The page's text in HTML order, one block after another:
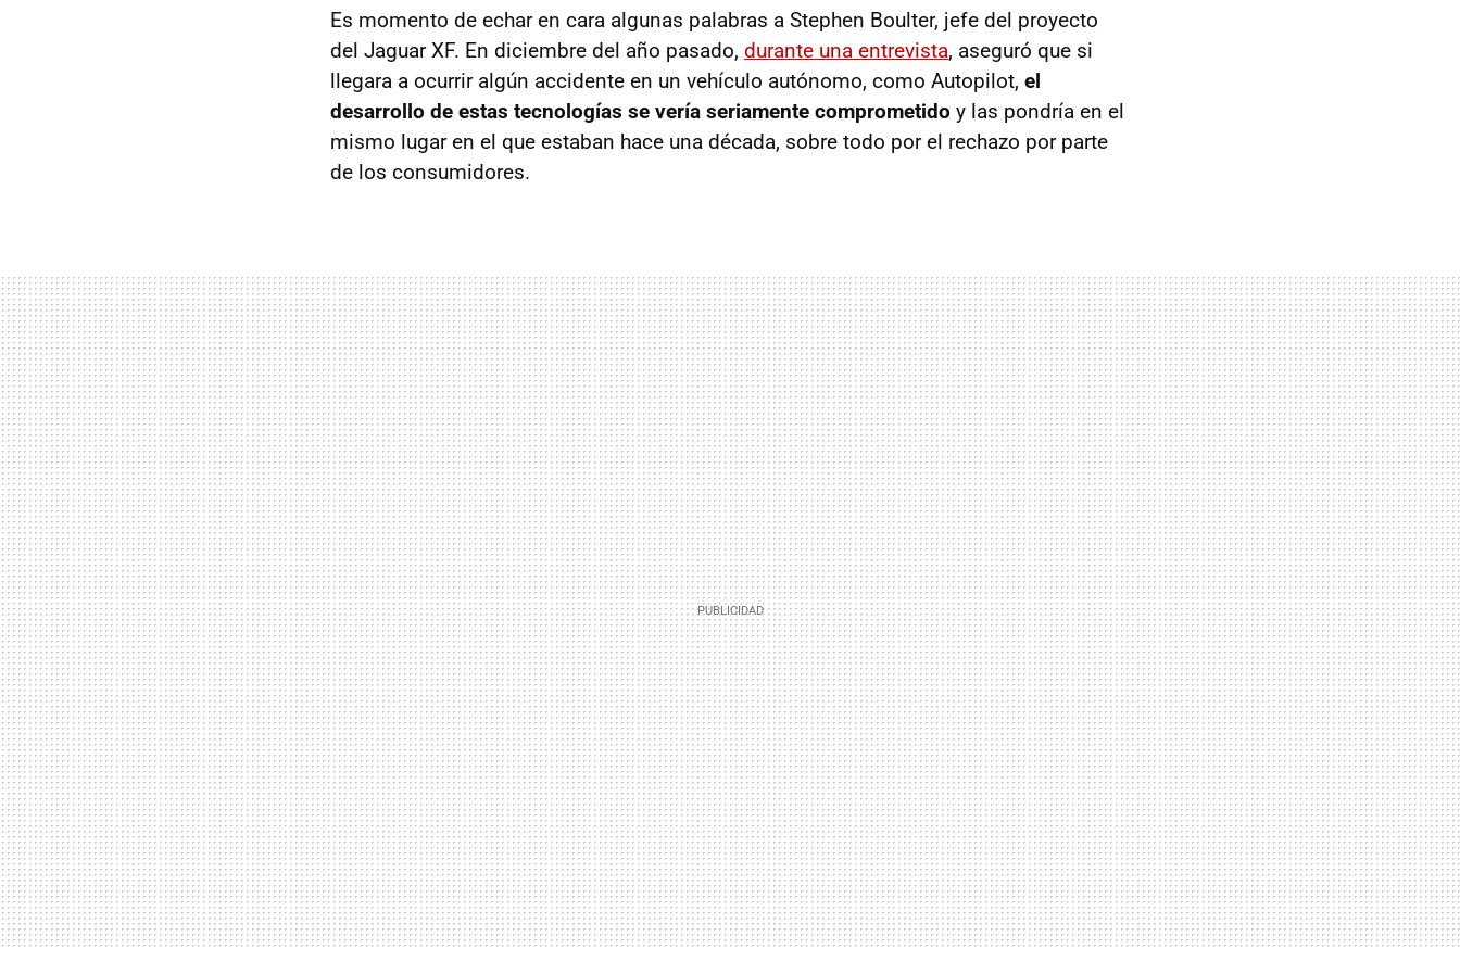
Es momento de echar en cara algunas palabras a Stephen Boulter, jefe del proyecto
del Jaguar XF. En diciembre del año pasado, durante una entrevista, aseguró que si
llegara a ocurrir algún accidente en un vehículo autónomo, como Autopilot, el
desarrollo de estas tecnologías se vería seriamente comprometido y las pondría en el
mismo lugar en el que estaban hace una década, sobre todo por el rechazo por parte
de los consumidores.